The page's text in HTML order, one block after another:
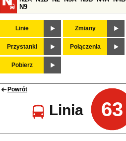
N9
Linie Zmiany
Przystanki Połączenia
Pobierz
Powrót
Linia 63